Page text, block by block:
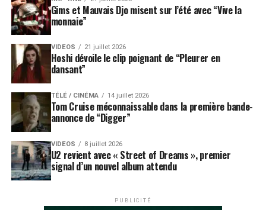
Gims et Mauvais Djo misent sur l’été avec “Vive la
monnaie”
VIDEOS 21 juillet 2026
Hoshi dévoile le clip poignant de “Pleurer en
dansant”
TÉLÉ / CINÉMA 14 juillet 2026
Tom Cruise méconnaissable dans la première bande-
annonce de “Digger”
VIDEOS 8 juillet 2026
U2 revient avec « Street of Dreams », premier
signal d’un nouvel album attendu
PUBLICITÉ